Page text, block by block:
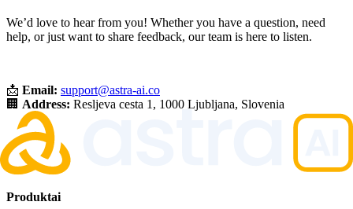
We’d love to hear from you! Whether you have a question, need
help, or just want to share feedback, our team is here to listen.
📩 Email: support@astra-ai.co
🏢 Address: Resljeva cesta 1, 1000 Ljubljana, Slovenia
Produktai